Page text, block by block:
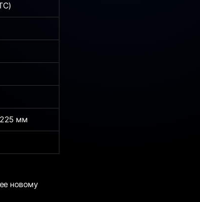
мм
новому